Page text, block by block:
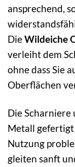
ansprechend,
DieWildeiche
verleiht dem
ohne dass Sie
Oberflächen
Die Scharniere
Metall
Nutzung
gleiten sanft